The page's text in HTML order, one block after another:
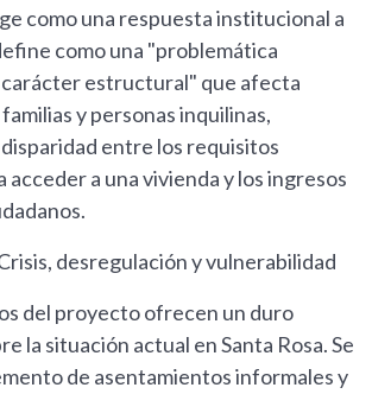
como una respuesta institucional a
como una "problemática
estructural" que afecta
y personas inquilinas,
entre los requisitos
a una vivienda y los ingresos
desregulación y vulnerabilidad
del proyecto ofrecen un duro
la situación actual en Santa Rosa. Se
de asentamientos informales y